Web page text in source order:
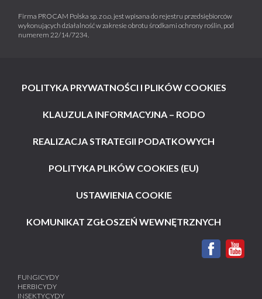
Firma PROCAM Polska sp. z o.o. jest wpisana do rejestru przedsiębiorców
wykonujących działalność w zakresie obrotu środkami ochrony roślin, pod
numerem 22/14/7234.
POLITYKA PRYWATNOŚCI I PLIKÓW COOKIES
KLAUZULA INFORMACYJNA – RODO
REALIZACJA STRATEGII PODATKOWYCH
POLITYKA PLIKÓW COOKIES (EU)
USTAWIENIA COOKIE
KOMUNIKAT ZGŁOSZEŃ WEWNĘTRZNYCH
FUNGICYDY
HERBICYDY
INSEKTYCYDY